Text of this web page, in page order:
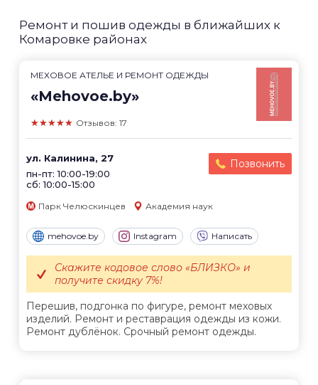
Ремонт и пошив одежды в ближайших к
Комаровке районах
МЕХОВОЕ АТЕЛЬЕ И РЕМОНТ ОДЕЖДЫ
«Mehovoe.by»
★★★★★ Отзывов: 17
ул. Калинина, 27
пн-пт: 10:00-19:00
сб: 10:00-15:00
Позвонить
Парк Челюскинцев Академия наук
mehovoe.by Instagram Написать
Перешив, подгонка по фигуре, ремонт меховых
изделий. Ремонт и реставрация одежды из кожи.
Ремонт дублёнок. Срочный ремонт одежды.
Скажите кодовое слово «БЛИЗКО» и
получите скидку 7%!